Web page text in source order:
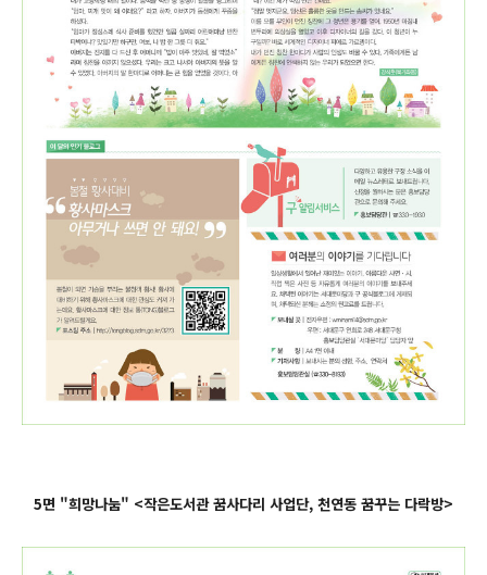
5면 "희망나눔" <작은도서관 꿈사다리 사업단, 천연동 꿈꾸는 다락방>